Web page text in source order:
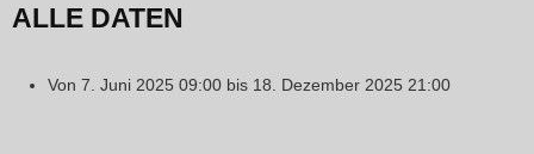
ALLE DATEN
Von 7. Juni 2025 09:00 bis 18. Dezember 2025 21:00